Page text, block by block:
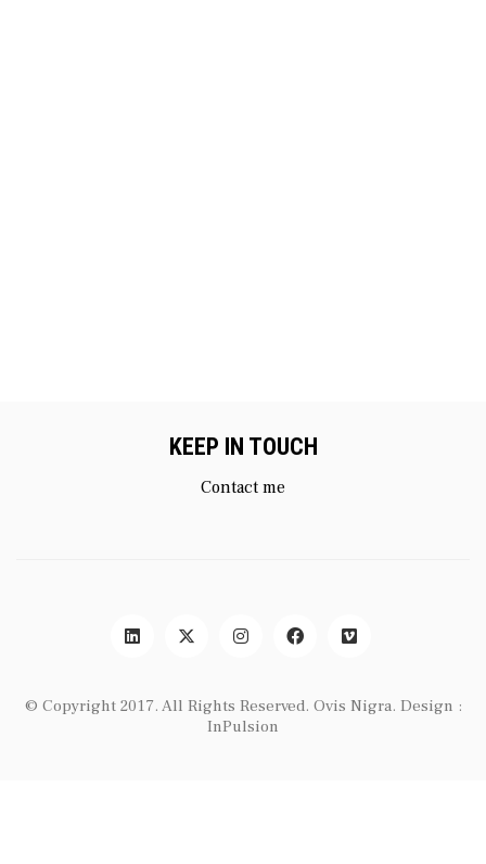
KEEP IN TOUCH
Contact me
© Copyright 2017. All Rights Reserved. Ovis Nigra. Design :
InPulsion